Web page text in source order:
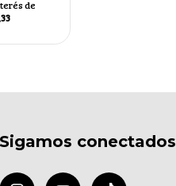
de
Sigamos conectados